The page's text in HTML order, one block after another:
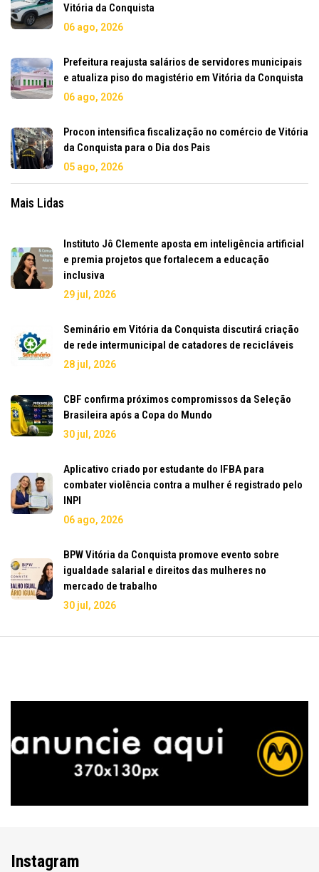
Vitória da Conquista
06 ago, 2026
Prefeitura reajusta salários de servidores municipais
e atualiza piso do magistério em Vitória da Conquista
06 ago, 2026
Procon intensifica fiscalização no comércio de Vitória
da Conquista para o Dia dos Pais
05 ago, 2026
Mais Lidas
Instituto Jô Clemente aposta em inteligência artificial
e premia projetos que fortalecem a educação
inclusiva
29 jul, 2026
Seminário em Vitória da Conquista discutirá criação
de rede intermunicipal de catadores de recicláveis
28 jul, 2026
CBF confirma próximos compromissos da Seleção
Brasileira após a Copa do Mundo
30 jul, 2026
Aplicativo criado por estudante do IFBA para
combater violência contra a mulher é registrado pelo
INPI
06 ago, 2026
BPW Vitória da Conquista promove evento sobre
igualdade salarial e direitos das mulheres no
mercado de trabalho
30 jul, 2026
Instagram